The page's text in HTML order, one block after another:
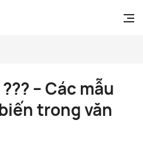
– Các mẫu
trong văn